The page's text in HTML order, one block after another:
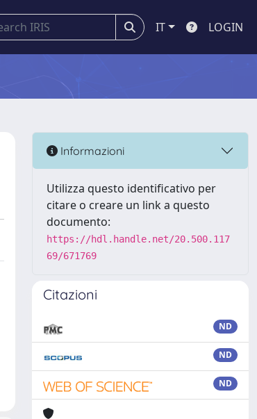
IT LOGIN
Informazioni
Utilizza questo identificativo per
citare o creare un link a questo
documento:
https://hdl.handle.net/20.500.117
69/671769
Citazioni
ND
ND
ND